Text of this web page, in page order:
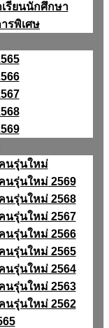
รียนนักศึกษา
รพิเศษ
นรุ่นใหม่
นรุ่นใหม่ 2569
นรุ่นใหม่ 2568
นรุ่นใหม่ 2567
นรุ่นใหม่ 2566
นรุ่นใหม่ 2565
นรุ่นใหม่ 2564
นรุ่นใหม่ 2563
นรุ่นใหม่ 2562